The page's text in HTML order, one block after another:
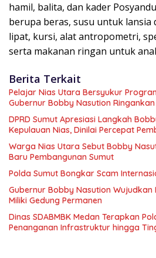
hamil, balita, dan kader
berupa beras, susu untuk lansia
lipat, kursi, alat antropometri,
serta makanan ringan untuk
Berita Terkait
Pelajar Nias Utara Bersyukur
Gubernur Bobby Nasution
DPRD Sumut Apresiasi Langkah
Kepulauan Nias, Dinilai Percepat
Warga Nias Utara Sebut Bobby
Baru Pembangunan Sumut
Polda Sumut Bongkar Scam
Gubernur Bobby Nasution Wujudkan
Miliki Gedung Permanen
Dinas SDABMBK Medan Terapkan
Penanganan Infrastruktur hingga